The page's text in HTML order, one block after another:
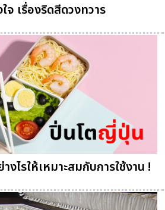
จ เรื่องริดสีดวงทวาร
ไรให้เหมาะสมกับการใช้งาน !